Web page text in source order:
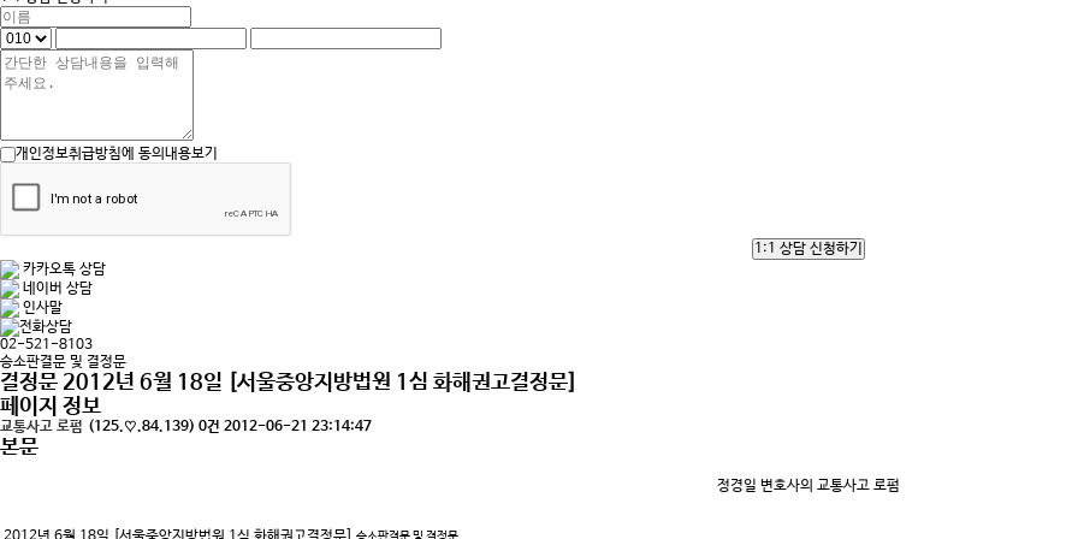
개인정보취급방침에 동의 내용보기
1:1 상담 신청하기
카카오톡 상담
네이버 상담
인사말
전화상담
02-521-8103
승소판결문 및 결정문
결정문 2012년 6월 18일 [서울중앙지방법원 1심 화해권고결정문]
페이지 정보
교통사고 로펌 (125.♡.84.139) 0건 2012-06-21 23:14:47
본문
정경일 변호사의 교통사고 로펌